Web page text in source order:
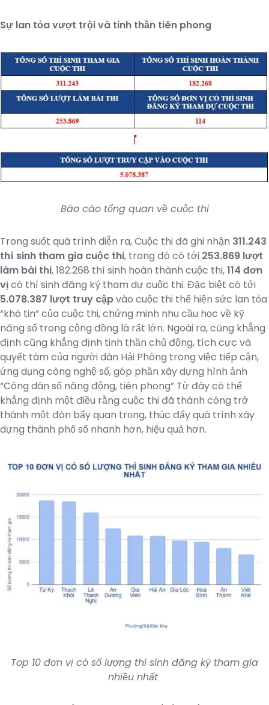
Sự lan tỏa vượt trội và tinh thần tiên phong
Báo cáo tổng quan về cuộc thi
Trong suốt quá trình diễn ra, Cuộc thi đã ghi nhận 311.243
thí sinh tham gia cuộc thi, trong đó có tới 253.869 lượt
làm bài thi, 182.268 thí sinh hoàn thành cuộc thi,114 đơn
vịcó thí sinh đăng ký tham dự cuộc thi. Đặc biệt có tới
5.078.387 lượt truy cậpvào cuộc thi thể hiện sức lan tỏa
“khó tin” của cuộc thi, chứng minh nhu cầu học về kỹ
năng số trong cộng đồng là rất lớn. Ngoài ra, cũng khẳng
định cũng khẳng định tinh thần chủ động, tích cực và
quyết tâm của người dân Hải Phòng trong việc tiếp cận,
ứng dụng công nghệ số, góp phần xây dựng hình ảnh
“Công dân số năng động, tiên phong” Từ đây có thể
khẳng định một điều rằng cuộc thi đã thành công trở
thành một đòn bẩy quan trọng, thúc đẩy quá trình xây
dựng thành phố số nhanh hơn, hiệu quả hơn.
Top 10 đơn vị có số lượng thí sinh đăng ký tham gia
nhiều nhất